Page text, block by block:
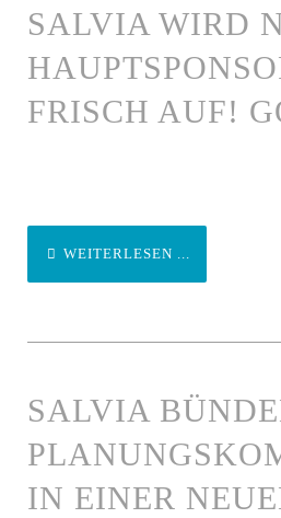
SALVIA WIRD
FRISCH AUF!
WEITERLESEN ...
SALVIA
IN EINER